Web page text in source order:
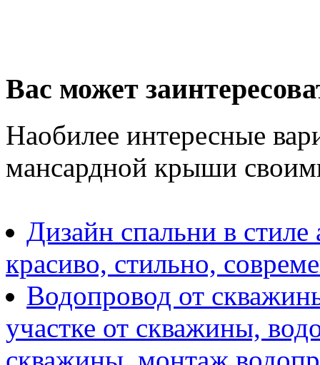
Вас может
Наобилее интересные
мансардной крыши
Дизайн спальни в
красиво, стильно,
Водопровод от
участке от скважины,